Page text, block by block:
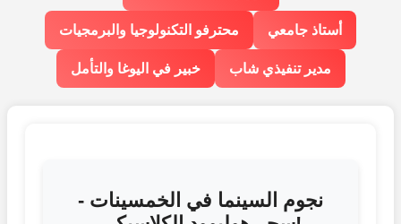
محترفو التكنولوجيا والبرمجيات أستاذ جامعي
خبير في اليوغا والتأمل مدير تنفيذي شاب
نجوم السينما في الخمسينات -